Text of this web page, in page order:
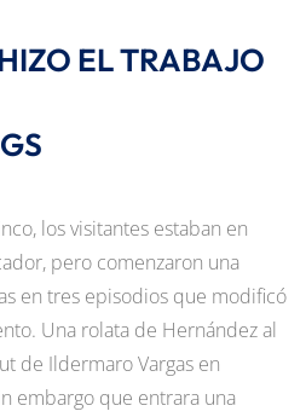
EL TRABAJO
los visitantes estaban en
pero comenzaron una
en tres episodios que modificó
Una rolata de Hernández al
de Ildermaro Vargas en
embargo que entrara una